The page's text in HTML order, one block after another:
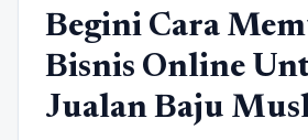
Begini Cara
Bisnis Online
Jualan Baju